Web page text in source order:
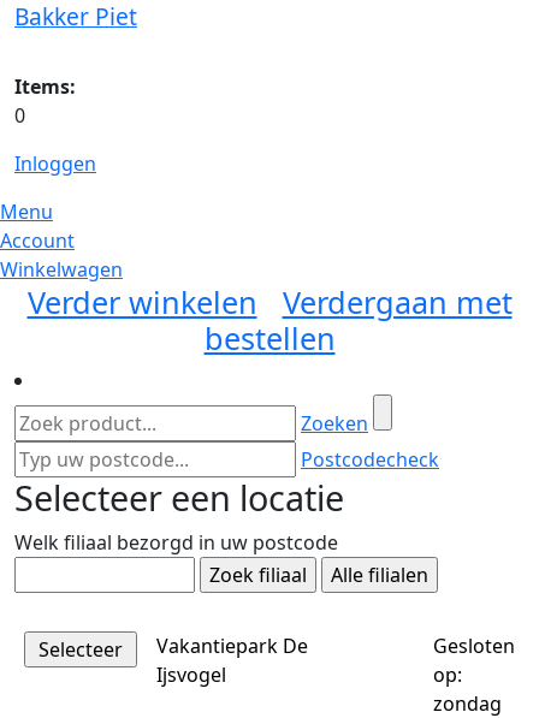
Bakker Piet
Items:
0
Inloggen
Menu
Account
Winkelwagen
Verder winkelen
Verdergaan met
bestellen
Zoeken
Postcodecheck
Selecteer een locatie
Welk filiaal bezorgd in uw postcode
Vakantiepark De
Ijsvogel
Gesloten
op:
zondag